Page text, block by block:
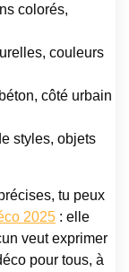
colorés,
couleurs
côté urbain
styles, objets
tu peux
2025 : elle
veut exprimer
pour tous, à